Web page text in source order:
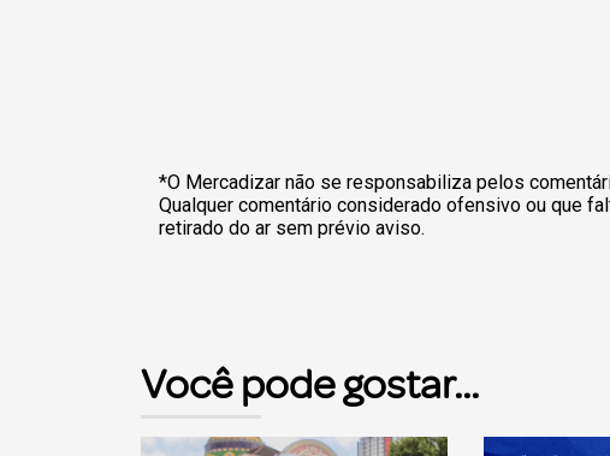
*O Mercadizar não se responsabiliza pelos
Qualquer comentário considerado ofensivo ou que
retirado do ar sem prévio aviso.
Você pode gostar...